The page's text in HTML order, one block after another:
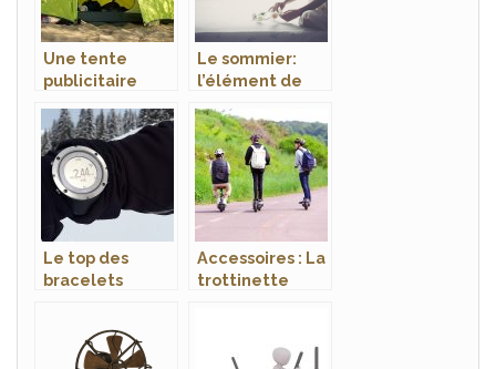
Une tente
publicitaire
évènements
Le sommier:
l’élément de
confortable
Le top des
bracelets
Accessoires : La
trottinette